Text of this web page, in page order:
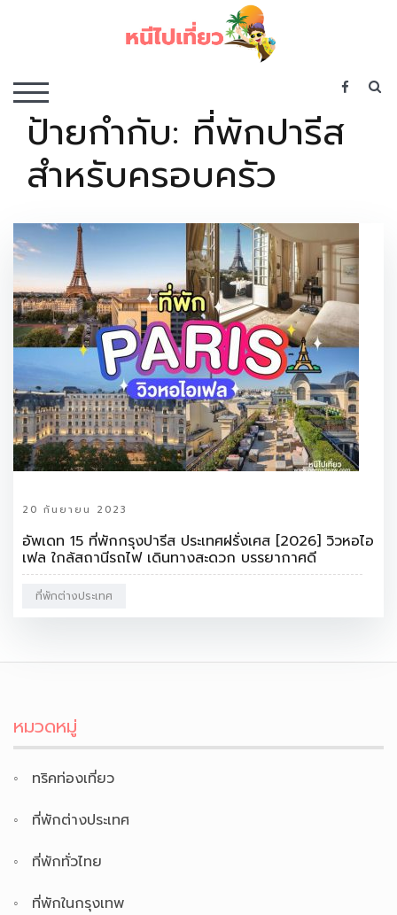
TOGGLE MOBILE MENU
ป้ายกำกับ: ที่พักปารีส
สำหรับครอบครัว
20 กันยายน 2023
อัพเดท 15 ที่พักกรุงปารีส ประเทศฝรั่งเศส [2026] วิวหอไอ
เฟล ใกล้สถานีรถไฟ เดินทางสะดวก บรรยากาศดี
ที่พักต่างประเทศ
หมวดหมู่
ทริคท่องเที่ยว
ที่พักต่างประเทศ
ที่พักทั่วไทย
ที่พักในกรุงเทพ